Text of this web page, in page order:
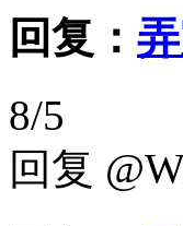
回复：
8/5
回复